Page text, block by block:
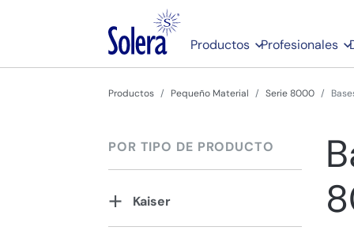
Productos Profesionales
Productos Pequeño Material Serie 8000
POR TIPO DE PRODUCTO
Kaiser